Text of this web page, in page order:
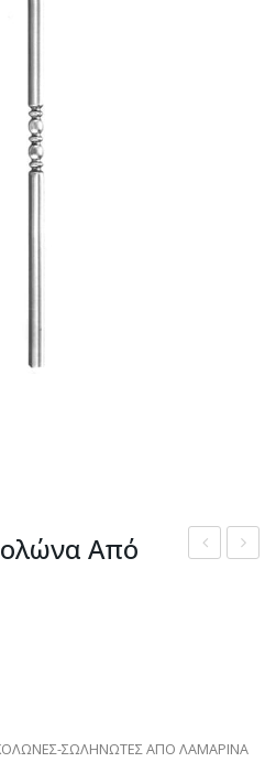
Από
ΣΩΛΗΝΩΤΕΣ ΑΠΟ ΛΑΜΑΡΙΝΑ